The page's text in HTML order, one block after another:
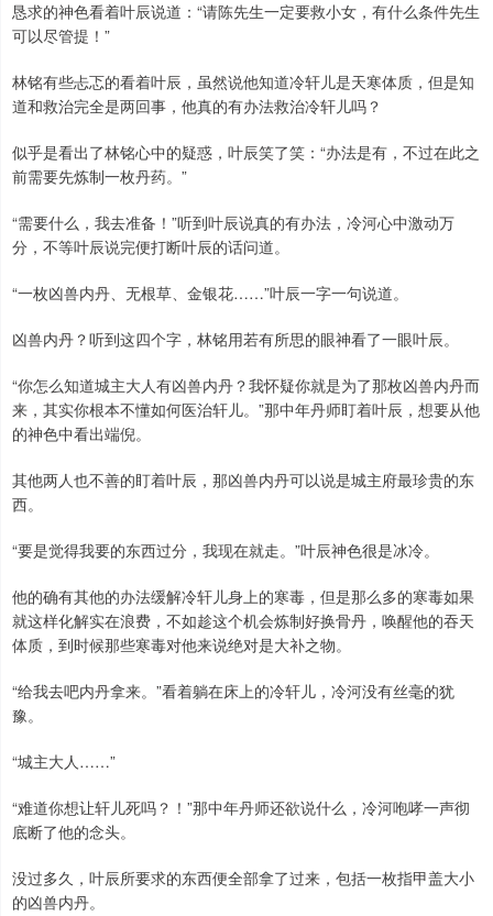
恳求的神色看着叶辰说道：“请陈先生一定要救小女，有什么条件先生
可以尽管提！”
林铭有些忐忑的看着叶辰，虽然说他知道冷轩儿是天寒体质，但是知
道和救治完全是两回事，他真的有办法救治冷轩儿吗？
似乎是看出了林铭心中的疑惑，叶辰笑了笑：“办法是有，不过在此之
前需要先炼制一枚丹药。”
“需要什么，我去准备！”听到叶辰说真的有办法，冷河心中激动万
分，不等叶辰说完便打断叶辰的话问道。
“一枚凶兽内丹、无根草、金银花……”叶辰一字一句说道。
凶兽内丹？听到这四个字，林铭用若有所思的眼神看了一眼叶辰。
“你怎么知道城主大人有凶兽内丹？我怀疑你就是为了那枚凶兽内丹而
来，其实你根本不懂如何医治轩儿。”那中年丹师盯着叶辰，想要从他
的神色中看出端倪。
其他两人也不善的盯着叶辰，那凶兽内丹可以说是城主府最珍贵的东
西。
“要是觉得我要的东西过分，我现在就走。”叶辰神色很是冰冷。
他的确有其他的办法缓解冷轩儿身上的寒毒，但是那么多的寒毒如果
就这样化解实在浪费，不如趁这个机会炼制好换骨丹，唤醒他的吞天
体质，到时候那些寒毒对他来说绝对是大补之物。
“给我去吧内丹拿来。”看着躺在床上的冷轩儿，冷河没有丝毫的犹
豫。
“城主大人……”
“难道你想让轩儿死吗？！”那中年丹师还欲说什么，冷河咆哮一声彻
底断了他的念头。
没过多久，叶辰所要求的东西便全部拿了过来，包括一枚指甲盖大小
的凶兽内丹。